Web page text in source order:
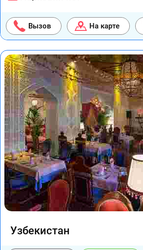
Вызов На карте
Узбекистан